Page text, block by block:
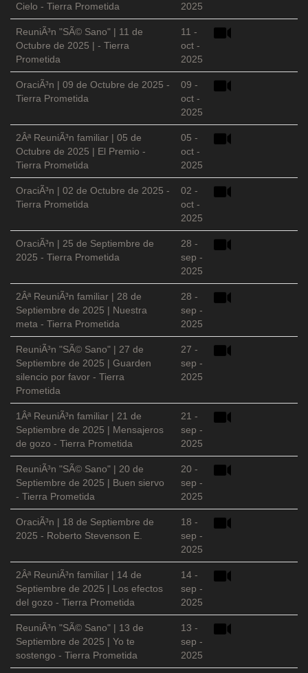
Cielo - Tierra Prometida
2025
ReuniÃ³n "SÃ© Sano" | 11 de
Octubre de 2025 | - Tierra
Prometida
11 -
oct -
2025
OraciÃ³n | 09 de Octubre de 2025 -
Tierra Prometida
09 -
oct -
2025
2Âª ReuniÃ³n familiar | 05 de
Octubre de 2025 | El Premio -
Tierra Prometida
05 -
oct -
2025
OraciÃ³n | 02 de Octubre de 2025 -
Tierra Prometida
02 -
oct -
2025
OraciÃ³n | 25 de Septiembre de
2025 - Tierra Prometida
28 -
sep -
2025
2Âª ReuniÃ³n familiar | 28 de
Septiembre de 2025 | Nuestra
meta - Tierra Prometida
28 -
sep -
2025
ReuniÃ³n "SÃ© Sano" | 27 de
Septiembre de 2025 | Guarden
silencio por favor - Tierra
Prometida
27 -
sep -
2025
1Âª ReuniÃ³n familiar | 21 de
Septiembre de 2025 | Mensajeros
de gozo - Tierra Prometida
21 -
sep -
2025
ReuniÃ³n "SÃ© Sano" | 20 de
Septiembre de 2025 | Buen siervo
- Tierra Prometida
20 -
sep -
2025
OraciÃ³n | 18 de Septiembre de
2025 - Roberto Stevenson E.
18 -
sep -
2025
2Âª ReuniÃ³n familiar | 14 de
Septiembre de 2025 | Los efectos
del gozo - Tierra Prometida
14 -
sep -
2025
ReuniÃ³n "SÃ© Sano" | 13 de
Septiembre de 2025 | Yo te
sostengo - Tierra Prometida
13 -
sep -
2025